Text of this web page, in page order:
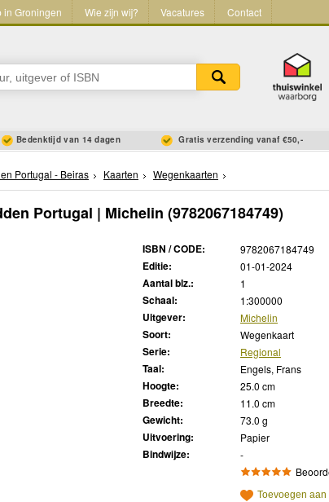
in Groningen Wie zijn wij? Vacatures Contact
Bedenktijd van 14 dagen Gratis verzending vanaf €50,-
Portugal - Beiras Kaarten Wegenkaarten
Portugal | Michelin (9782067184749)
ISBN / CODE: 9782067184749
Editie: 01-01-2024
Aantal blz.: 1
Schaal: 1:300000
Uitgever: Michelin
Soort: Wegenkaart
Serie: Regional
Taal: Engels, Frans
Hoogte: 25.0 cm
Breedte: 11.0 cm
Gewicht: 73.0 g
Uitvoering: Papier
Bindwijze:
-
Toevoegen